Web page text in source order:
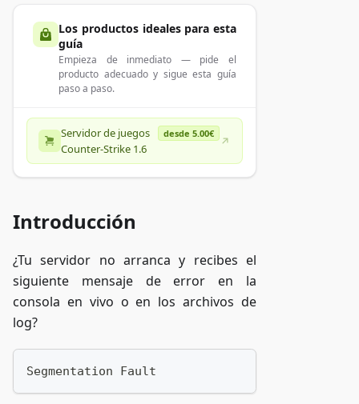
Los productos ideales para esta
guía
Empieza de inmediato — pide el
producto adecuado y sigue esta guía
paso a paso.
Servidor de juegos
Counter-Strike 1.6
desde 5.00€
Introducción
¿Tu servidor no arranca y recibes el
siguiente mensaje de error en la
consola en vivo o en los archivos de
log?
Segmentation Fault